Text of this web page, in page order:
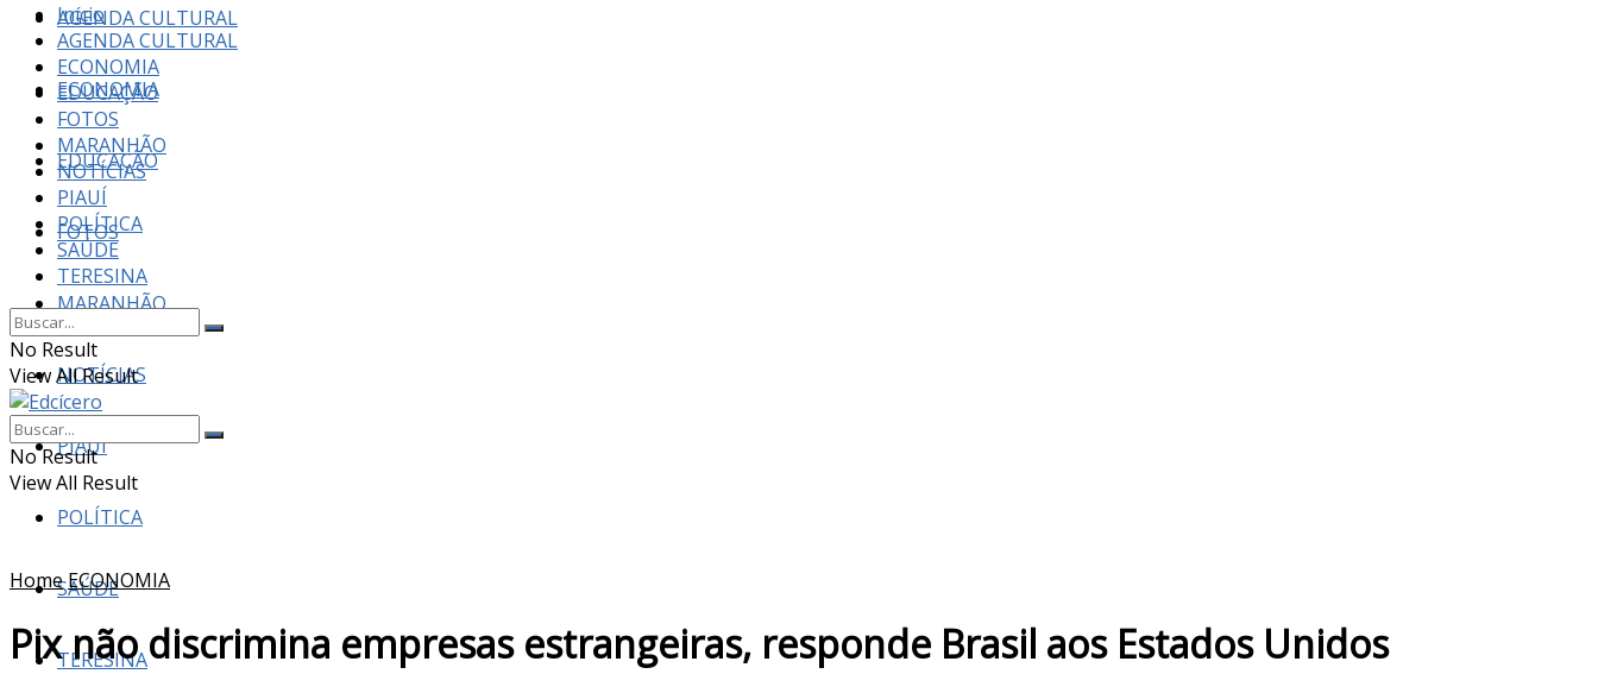
AGENDA CULTURAL
ECONOMIA
EDUCAÇÃO
FOTOS
MARANHÃO
NOTÍCIAS
PIAUÍ
POLÍTICA
SAÚDE
TERESINA
Início
AGENDA CULTURAL
ECONOMIA
EDUCAÇÃO
FOTOS
MARANHÃO
NOTÍCIAS
PIAUÍ
POLÍTICA
SAÚDE
TERESINA
No Result
View All Result
No Result
View All Result
Home ECONOMIA
Pix não discrimina empresas estrangeiras, responde Brasil aos Estados Unidos